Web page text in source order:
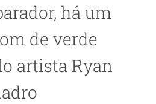
há um
de verde
artista Ryan